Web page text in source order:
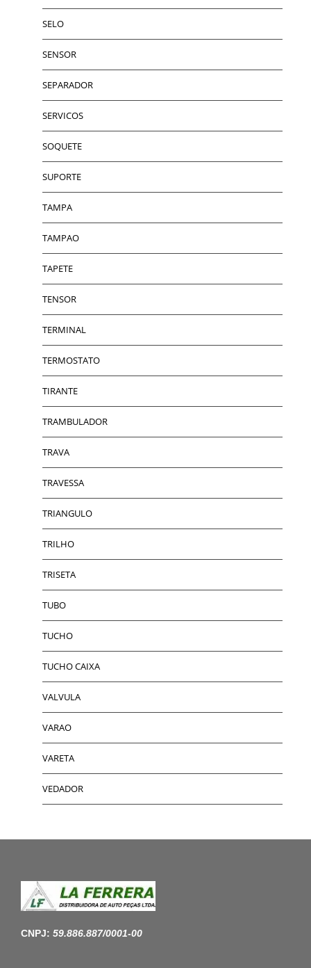
SELO
SENSOR
SEPARADOR
SERVICOS
SOQUETE
SUPORTE
TAMPA
TAMPAO
TAPETE
TENSOR
TERMINAL
TERMOSTATO
TIRANTE
TRAMBULADOR
TRAVA
TRAVESSA
TRIANGULO
TRILHO
TRISETA
TUBO
TUCHO
TUCHO CAIXA
VALVULA
VARAO
VARETA
VEDADOR
CNPJ: 59.886.887/0001-00